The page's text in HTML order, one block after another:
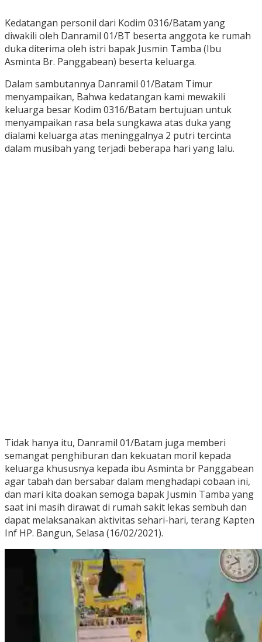
Kedatangan personil dari Kodim 0316/Batam yang
diwakili oleh Danramil 01/BT beserta anggota ke rumah
duka diterima oleh istri bapak Jusmin Tamba (Ibu
Asminta Br. Panggabean) beserta keluarga.
Dalam sambutannya Danramil 01/Batam Timur
menyampaikan, Bahwa kedatangan kami mewakili
keluarga besar Kodim 0316/Batam bertujuan untuk
menyampaikan rasa bela sungkawa atas duka yang
dialami keluarga atas meninggalnya 2 putri tercinta
dalam musibah yang terjadi beberapa hari yang lalu.
Tidak hanya itu, Danramil 01/Batam juga memberi
semangat penghiburan dan kekuatan moril kepada
keluarga khususnya kepada ibu Asminta br Panggabean
agar tabah dan bersabar dalam menghadapi cobaan ini,
dan mari kita doakan semoga bapak Jusmin Tamba yang
saat ini masih dirawat di rumah sakit lekas sembuh dan
dapat melaksanakan aktivitas sehari-hari, terang Kapten
Inf HP. Bangun, Selasa (16/02/2021).